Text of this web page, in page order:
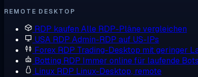
REMOTE DESKTOP
RDP kaufen Alle RDP-Pläne vergleichen
USA RDP Admin-RDP auf US-IPs
Forex RDP Trading-Desktop mit geringer
Botting RDP Immer online für laufende Bots
Linux RDP Linux-Desktop, remote